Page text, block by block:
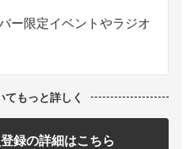
ー限定イベントやラジオ
てもっと詳しく
録の詳細はこちら